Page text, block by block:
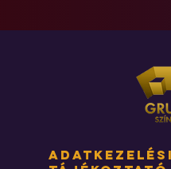
adatkezelési